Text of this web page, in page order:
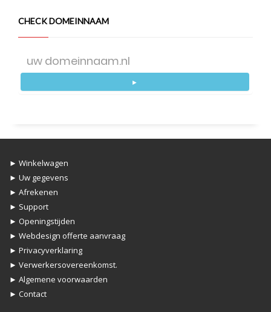
CHECK DOMEINNAAM
►
► Winkelwagen
► Uw gegevens
► Afrekenen
► Support
► Openingstijden
► Webdesign offerte aanvraag
► Privacyverklaring
► Verwerkersovereenkomst.
► Algemene voorwaarden
► Contact